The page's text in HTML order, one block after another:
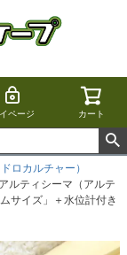
ページ カート
ロカルチャー）
ルティシーマ（アルテ
サイズ」＋水位計付き